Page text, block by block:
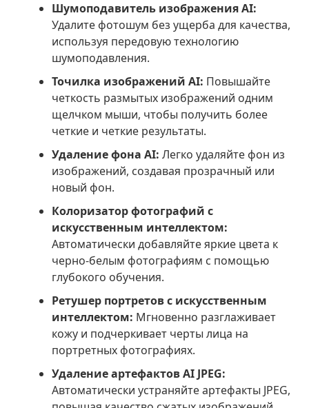
Шумоподавитель изображения AI:
Удалите фотошум без ущерба для качества,
используя передовую технологию
шумоподавления.
Точилка изображений AI: Повышайте
четкость размытых изображений одним
щелчком мыши, чтобы получить более
четкие и четкие результаты.
Удаление фона AI: Легко удаляйте фон из
изображений, создавая прозрачный или
новый фон.
Колоризатор фотографий с
искусственным интеллектом:
Автоматически добавляйте яркие цвета к
черно-белым фотографиям с помощью
глубокого обучения.
Ретушер портретов с искусственным
интеллектом: Мгновенно разглаживает
кожу и подчеркивает черты лица на
портретных фотографиях.
Удаление артефактов AI JPEG:
Автоматически устраняйте артефакты JPEG,